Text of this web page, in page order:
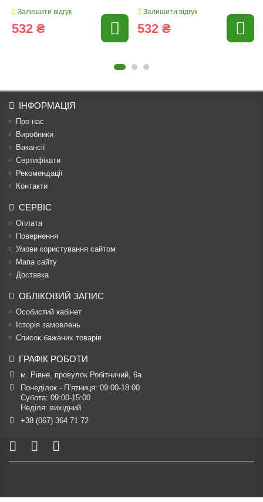
Залишити відгук
532 ₴
Залишити відгук
532 ₴
ІНФОРМАЦІЯ
Про нас
Виробники
Вакансії
Сертифікати
Рекомендації
Контакти
СЕРВІС
Оплата
Повернення
Умови користування сайтом
Мапа сайту
Доставка
ОБЛІКОВИЙ ЗАПИС
Особистий кабінет
Історія замовлень
Список бажаних товарів
ГРАФІК РОБОТИ
м. Рівне, провулок Робітничий, 6а
Понеділок - П’ятниця: 09:00-18:00
Субота: 09:00-15:00
Неділя: вихідний
+38 (067) 364 71 72